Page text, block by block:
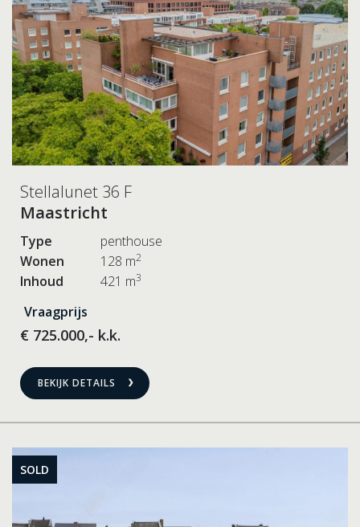
Stellalunet 36 F
Maastricht
Type
penthouse
Wonen
128 m2
Inhoud 421 m3
Vraagprijs
€ 725.000,- k.k.
BEKIJK DETAILS
SOLD